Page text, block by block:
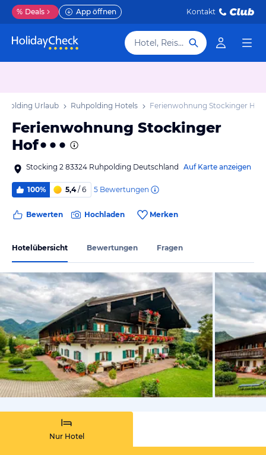
% Deals App öffnen Kontakt
Hotel, Reiseziel
Urlaub Ruhpolding Hotels Ferienwohnung Stockinger Hof
Ferienwohnung Stockinger
Hof
Stocking 2 83324 Ruhpolding Deutschland Auf Karte anzeigen
100% 5,4/ 6 5 Bewertungen
Bewerten Hochladen Merken
Hotelübersicht Bewertungen Fragen
von
Nur Hotel